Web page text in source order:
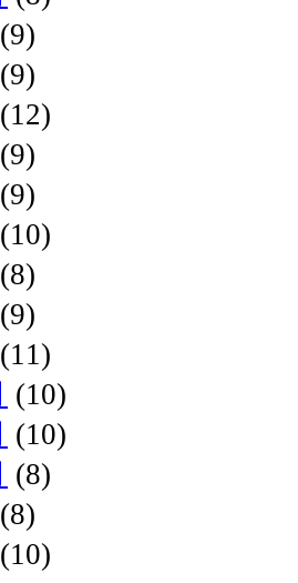
(9)
(9)
(12)
(9)
(9)
(10)
(8)
(9)
(11)
(10)
(10)
(8)
(8)
(10)